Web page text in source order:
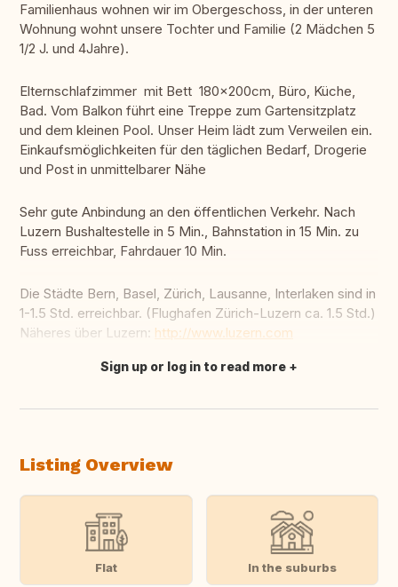
Familienhaus wohnen wir im Obergeschoss, in der unteren
Wohnung wohnt unsere Tochter und Familie (2 Mädchen 5
1/2 J. und 4Jahre).
Elternschlafzimmer mit Bett 180x200cm, Büro, Küche,
Bad. Vom Balkon führt eine Treppe zum Gartensitzplatz
und dem kleinen Pool. Unser Heim lädt zum Verweilen ein.
Einkaufsmöglichkeiten für den täglichen Bedarf, Drogerie
und Post in unmittelbarer Nähe
Sehr gute Anbindung an den öffentlichen Verkehr. Nach
Luzern Bushaltestelle in 5 Min., Bahnstation in 15 Min. zu
Fuss erreichbar, Fahrdauer 10 Min.
Die Städte Bern, Basel, Zürich, Lausanne, Interlaken sind in
1-1.5 Std. erreichbar. (Flughafen Zürich-Luzern ca. 1.5 Std.)
Näheres über Luzern: http://www.luzern.com
Translate this
Sign up or log in to read more
Listing Overview
Flat In the suburbs